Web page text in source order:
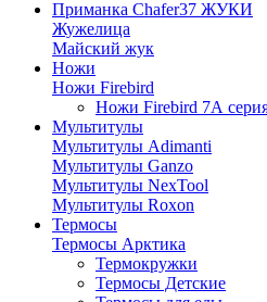
Приманка Chafer37 ЖУКИ
Жужелица
Майский жук
Ножи
Ножи Firebird
Ножи Firebird 7А
Мультитулы
Мультитулы Adimanti
Мультитулы Ganzo
Мультитулы NexTool
Мультитулы Roxon
Термосы
Термосы Арктика
Термокружки
Термосы Детские